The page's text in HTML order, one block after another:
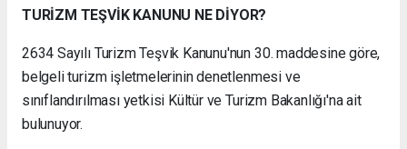
TURİZM TEŞVİK KANUNU NE DİYOR?
2634 Sayılı Turizm Teşvik Kanunu'nun 30. maddesine göre,
belgeli turizm işletmelerinin denetlenmesi ve
sınıflandırılması yetkisi Kültür ve Turizm Bakanlığı'na ait
bulunuyor.